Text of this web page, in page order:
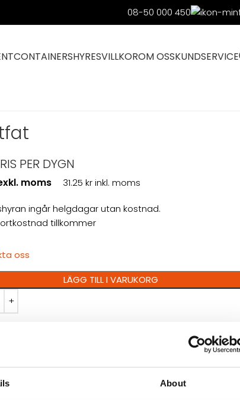
About
08-50 000 450
CONTAINERSHYRESVILLKOROM OSSKUNDSERVICE
PER DYGN
moms 31.25 kr inkl. moms
ingår helgdagar utan kostnad.
tillkommer
oss
LÄGG TILL I VARUKORG